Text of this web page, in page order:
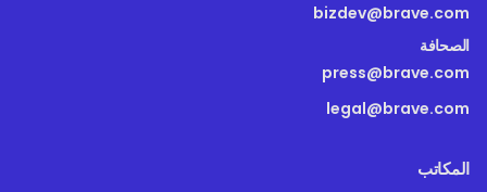
bizdev@brave.com
الصحافة
press@brave.com
legal@brave.com
المكاتب